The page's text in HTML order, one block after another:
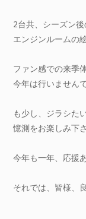
2台共、シーズン後
エンジンルームの
ファン感での来季
今年は行いません
も少し、ジラシた
憶測をお楽しみ下
今年も一年、応援
それでは、皆様、